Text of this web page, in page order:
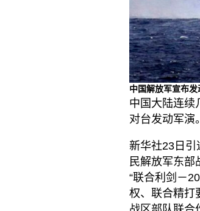
中国解放军宣布
中国大陆连续
对台发动军演。
新华社23日引
民解放军东部
“联合利剑－
权、联合精打